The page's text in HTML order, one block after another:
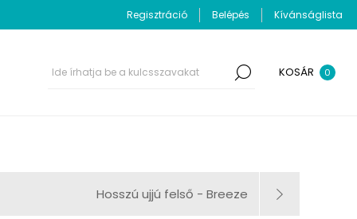
Regisztráció Belépés Kívánságlista
KOSÁR 0
Hosszú ujjú felső - Breeze